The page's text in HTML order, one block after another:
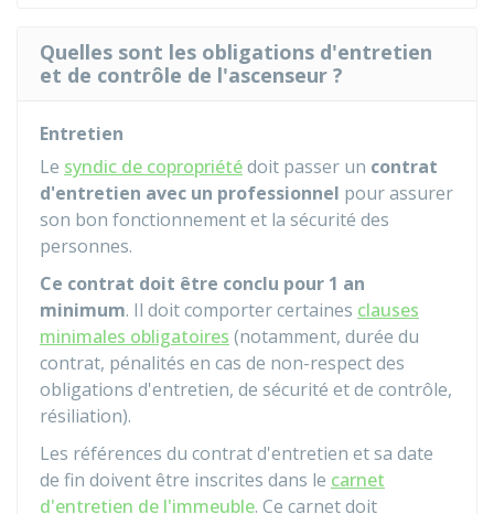
Quelles sont les obligations d'entretien
et de contrôle de l'ascenseur ?
Entretien
Le syndic de copropriétédoit passer un contrat
d'entretien avec un professionnel pour assurer
son bon fonctionnement et la sécurité des
personnes.
Ce contrat doit être conclu pour 1 an
minimum. Il doit comporter certaines clauses
minimales obligatoires (notamment, durée du
contrat, pénalités en cas de non-respect des
obligations d'entretien, de sécurité et de contrôle,
résiliation).
Les références du contrat d'entretien et sa date
de fin doivent être inscrites dans le carnet
d'entretien de l'immeuble. Ce carnet doit